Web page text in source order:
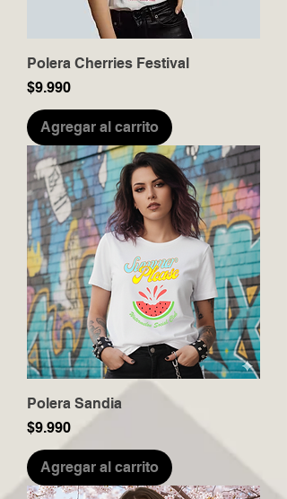
Polera Cherries Festival
Precio
$9.990
Agregar al carrito
Polera Sandia
Precio
$9.990
Agregar al carrito